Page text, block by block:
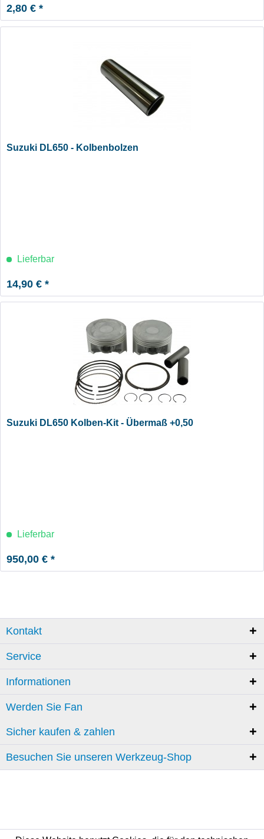
2,80 € *
Suzuki DL650 - Kolbenbolzen
Lieferbar
14,90 € *
Suzuki DL650 Kolben-Kit - Übermaß +0,50
Lieferbar
950,00 € *
Kontakt
Service
Informationen
Werden Sie Fan
Sicher kaufen & zahlen
Besuchen Sie unseren Werkzeug-Shop